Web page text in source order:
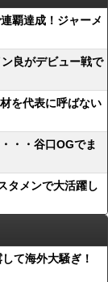
覇達成！ジャーメ
良がデビュー戦で
を代表に呼ばない
・・谷口OGでま
タメンで大活躍し
て海外大騒ぎ！